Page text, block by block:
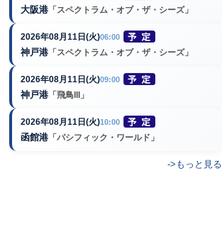
大阪港 「スペクトラム・オブ・ザ・シーズ」
2026年08月11日(火)06:00
神戸港 「スペクトラム・オブ・ザ・シーズ」
2026年08月11日(火)09:00
神戸港 「飛鳥III」
2026年08月11日(火)10:00
函館港 「パシフィック・ワールド」
->もっと見る